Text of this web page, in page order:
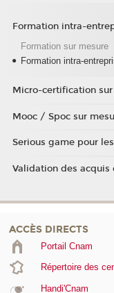
Formation intra-
Formation sur mesure
Formation intra-
Micro-certification
Mooc / Spoc sur
Serious game pour
Validation des acquis
ACCÈS DIRECTS
Portail Cnam
Répertoire des
Handi'Cnam